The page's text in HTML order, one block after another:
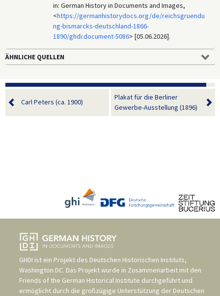
in: German History in Documents and Images,
<https://germanhistorydocs.org/de/reichsgruendu
ng-bismarcks-deutschland-1866-
1890/ghdi:document-5086> [05.06.2026].
ÄHNLICHE QUELLEN
Carl Peters (ca. 1900)
Plakat für die Berliner
Gewerbe-Ausstellung (1896)
GHDI ist ein Projekt des Deutschen Historischen Instituts,
Washington DC. Das Projekt wurde in Zusammenarbeit mit den
Friends of the German Historical Institute durchgeführt und
ermöglicht durch die großzügige Unterstützung der Deutschen